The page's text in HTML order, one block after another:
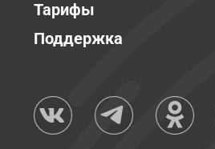
Тарифы
Поддержка